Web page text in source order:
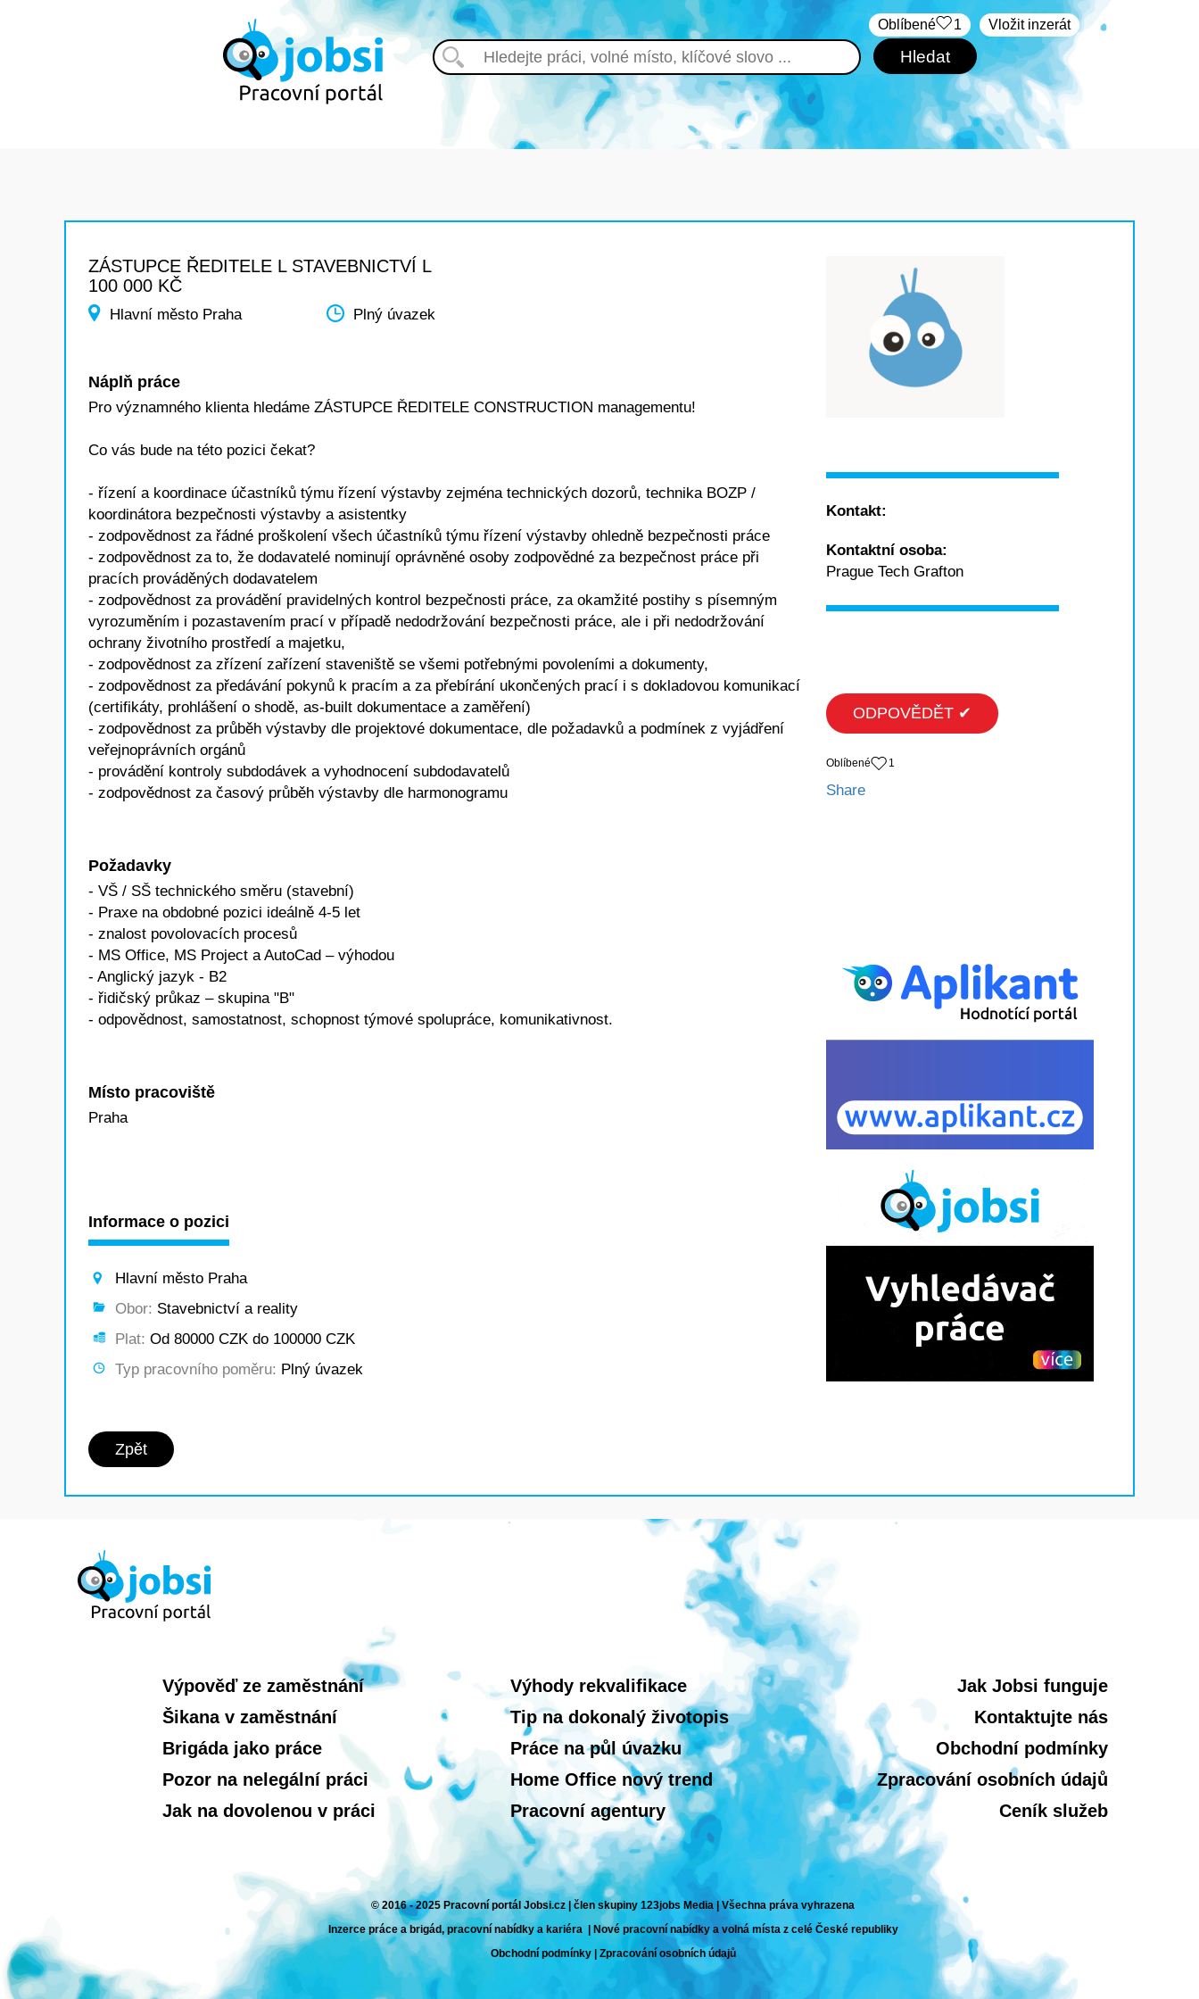
Vložit inzerát
Oblíbené 1
ZÁSTUPCE ŘEDITELE L STAVEBNICTVÍ L
100 000 KČ
Hlavní město Praha Plný úvazek
Náplň práce
Pro významného klienta hledáme ZÁSTUPCE ŘEDITELE CONSTRUCTION managementu!
Co vás bude na této pozici čekat?
- řízení a koordinace účastníků týmu řízení výstavby zejména technických dozorů, technika BOZP /
koordinátora bezpečnosti výstavby a asistentky
- zodpovědnost za řádné proškolení všech účastníků týmu řízení výstavby ohledně bezpečnosti práce
- zodpovědnost za to, že dodavatelé nominují oprávněné osoby zodpovědné za bezpečnost práce při
pracích prováděných dodavatelem
- zodpovědnost za provádění pravidelných kontrol bezpečnosti práce, za okamžité postihy s písemným
vyrozuměním i pozastavením prací v případě nedodržování bezpečnosti práce, ale i při nedodržování
ochrany životního prostředí a majetku,
- zodpovědnost za zřízení zařízení staveniště se všemi potřebnými povoleními a dokumenty,
- zodpovědnost za předávání pokynů k pracím a za přebírání ukončených prací i s dokladovou komunikací
(certifikáty, prohlášení o shodě, as-built dokumentace a zaměření)
- zodpovědnost za průběh výstavby dle projektové dokumentace, dle požadavků a podmínek z vyjádření
veřejnoprávních orgánů
- provádění kontroly subdodávek a vyhodnocení subdodavatelů
- zodpovědnost za časový průběh výstavby dle harmonogramu
Požadavky
- VŠ / SŠ technického směru (stavební)
- Praxe na obdobné pozici ideálně 4-5 let
- znalost povolovacích procesů
- MS Office, MS Project a AutoCad – výhodou
- Anglický jazyk - B2
- řidičský průkaz – skupina "B"
- odpovědnost, samostatnost, schopnost týmové spolupráce, komunikativnost.
Místo pracoviště
Praha
Informace o pozici
Hlavní město Praha
Obor: Stavebnictví a reality
Plat: Od 80000 CZK do 100000 CZK
Typ pracovního poměru: Plný úvazek
Zpět
Kontakt:
Kontaktní osoba:
Prague Tech Grafton
ODPOVĚDĚT ✔
Oblíbené 1
Share
Výpověď ze zaměstnání
Šikana v zaměstnání
Brigáda jako práce
Pozor na nelegální práci
Jak na dovolenou v práci
Výhody rekvalifikace
Tip na dokonalý životopis
Práce na půl úvazku
Home Office nový trend
Pracovní agentury
Jak Jobsi funguje
Kontaktujte nás
Obchodní podmínky
Zpracování osobních údajů
Ceník služeb
© 2016 - 2025 Pracovní portál Jobsi.cz | člen skupiny 123jobs Media | Všechna práva vyhrazena
Inzerce práce a brigád, pracovní nabídky a kariéra | Nové pracovní nabídky a volná místa z celé České republiky
Obchodní podmínky| Zpracování osobních údajů